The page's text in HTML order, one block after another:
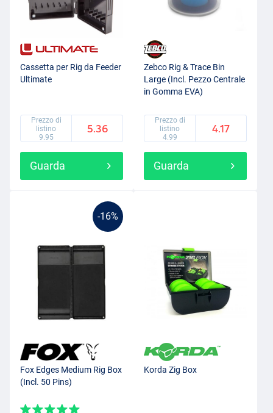
Cassetta per Rig da Feeder
Ultimate
Prezzo di
listino
9.95
5.36
Guarda
Zebco Rig & Trace Bin
Large (Incl. Pezzo Centrale
in Gomma EVA)
Prezzo di
listino
4.99
4.17
Guarda
-16%
Fox Edges Medium Rig Box
(Incl. 50 Pins)
Korda Zig Box